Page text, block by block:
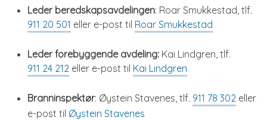
Leder beredskapsavdelingen: Roar Smukkestad, tlf.
911 20 501 eller e-post til Roar Smukkestad
Leder forebyggende avdeling: Kai Lindgren, tlf.
911 24 212 eller e-post til Kai Lindgren
Branninspektør: Øystein Stavenes, tlf. 911 78 302 eller
e-post til Øystein Stavenes